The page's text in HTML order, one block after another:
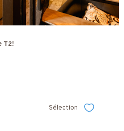
T2!
Sélection Sélectionner